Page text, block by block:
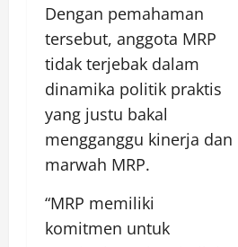
Dengan pemahaman
tersebut, anggota MRP
tidak terjebak dalam
dinamika politik praktis
yang justu bakal
mengganggu kinerja dan
marwah MRP.
“MRP memiliki
komitmen untuk